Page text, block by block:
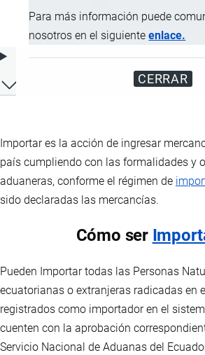
Para más información puede
nosotros en el siguienteenlace.
CERRAR
Importar es la acción de ingresar
país cumpliendo con las formalidades y
aduaneras, conforme el régimen de
sido declaradas las mercancías.
Cómo ser
Pueden Importar todas las Personas
ecuatorianas o extranjeras radicadas en
registrados como importador en el
cuenten con la aprobación
Servicio Nacional de Aduanas del